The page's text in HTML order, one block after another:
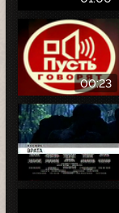
00:23